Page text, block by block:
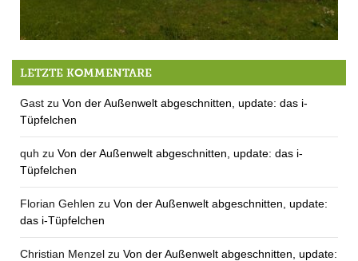
Nur mal so zwischendrin: ein Regenbogen
LETZTE KOMMENTARE
Gast zu Von der Außenwelt abgeschnitten, update: das i-
Tüpfelchen
quh zu Von der Außenwelt abgeschnitten, update: das i-
Tüpfelchen
Florian Gehlen zu Von der Außenwelt abgeschnitten, update:
das i-Tüpfelchen
Christian Menzel zu Von der Außenwelt abgeschnitten, update: